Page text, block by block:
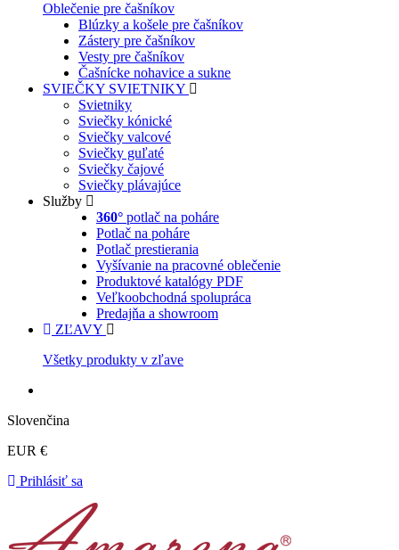
Oblečenie pre čašníkov
Blúzky a košele pre čašníkov
Zástery pre čašníkov
Vesty pre čašníkov
Čašnícke nohavice a sukne
SVIEČKY SVIETNIKY
Svietniky
Sviečky kónické
Sviečky valcové
Sviečky guľaté
Sviečky čajové
Sviečky plávajúce
Služby
360° potlač na poháre
Potlač na poháre
Potlač prestierania
Vyšívanie na pracovné oblečenie
Produktové katalógy PDF
Veľkoobchodná spolupráca
Predajňa a showroom
ZĽAVY
Všetky produkty v zľave
Slovenčina
EUR €
Prihlásiť sa